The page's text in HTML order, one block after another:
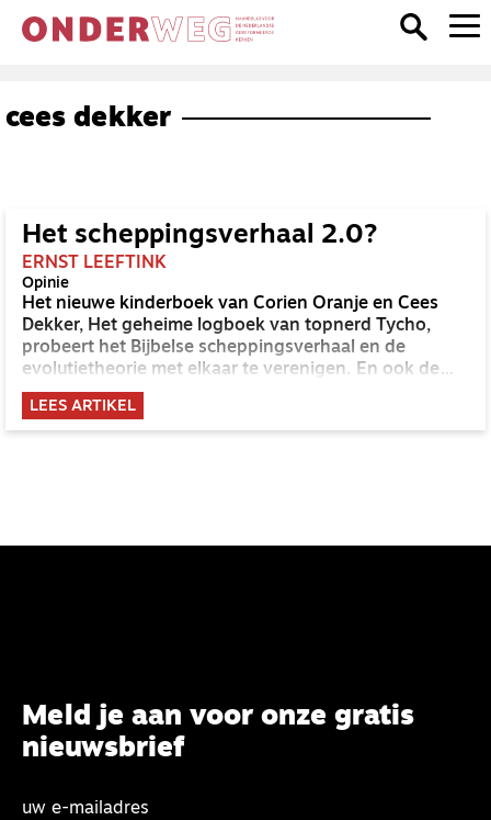
cees dekker
Het scheppingsverhaal 2.0?
ERNST LEEFTINK
Opinie
Het nieuwe kinderboek van Corien Oranje en Cees
Dekker, Het geheime logboek van topnerd Tycho,
probeert het Bijbelse scheppingsverhaal en de
evolutietheorie met elkaar te verenigen. En ook de
Amerikaanse theoloog Leonard J. Vander Zee slaat in
zijn spreken en schrijven dat pad in. Is dit een
geloofwaardige versie 2.0 van het
LEES ARTIKEL
Meld je aan voor onze gratis
nieuwsbrief
uw e-mailadres